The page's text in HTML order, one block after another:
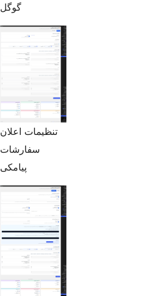
گوگل
تنظیمات اعلان
سفارشات
پیامکی